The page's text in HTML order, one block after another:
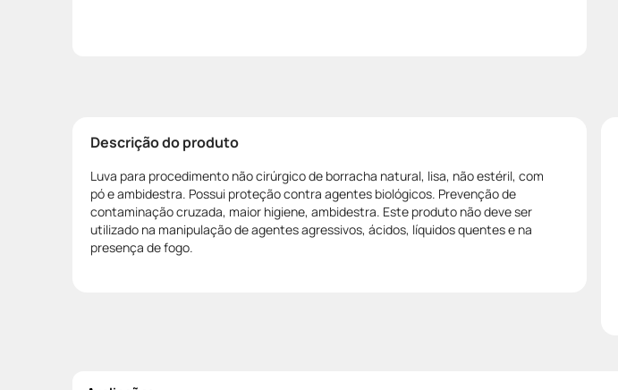
Descrição do produto
Luva para procedimento não cirúrgico de borracha natural, lisa, não estéril, com
pó e ambidestra. Possui proteção contra agentes biológicos. Prevenção de
contaminação cruzada, maior higiene, ambidestra. Este produto não deve ser
utilizado na manipulação de agentes agressivos, ácidos, líquidos quentes e na
presença de fogo.